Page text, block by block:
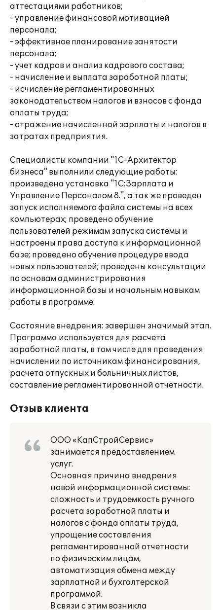
аттестациями работников;
- управление финансовой мотивацией
персонала;
- эффективное планирование занятости
персонала;
- учет кадров и анализ кадрового состава;
- начисление и выплата заработной платы;
- исчисление регламентированных
законодательством налогов и взносов с фонда
оплаты труда;
- отражение начисленной зарплаты и налогов в
затратах предприятия.
Специалисты компании "1С-Архитектор
бизнеса" выполнили следующие работы:
произведена установка "1С:Зарплата и
Управление Персоналом 8.", а так же проведен
запуск исполняемого файла системы на всех
компьютерах; проведено обучение
пользователей режимам запуска системы и
настроены права доступа к информационной
базе; проведено обучение процедуре ввода
новых пользователей; проведены консультации
по основам администрирования
информационной базы и начальным навыкам
работы в программе.
Состояние внедрения: завершен значимый этап.
Программа используется для расчета
заработной платы, в том числе для проведения
начислении по источникам финансирования,
расчета отпускных и больничных листов,
составление регламентированной отчетности.
Отзыв клиента
ООО «КапСтройСервис»
занимается предоставлением
услуг.
Основная причина внедрения
новой информационной системы:
сложность и трудоемкость ручного
расчета заработной платы и
налогов с фонда оплаты труда,
упрощение составления
регламентированной отчетности
по физическим лицам,
автоматизация обмена между
зарплатной и бухгалтерской
программой.
В связи с этим возникла